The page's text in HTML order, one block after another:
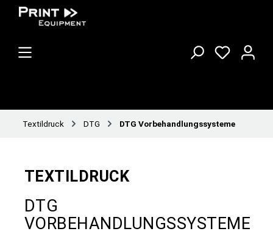
Textildruck DTG DTG Vorbehandlungssysteme
TEXTILDRUCK
DTG
VORBEHANDLUNGSSYSTEME